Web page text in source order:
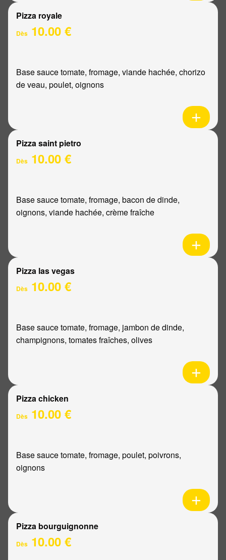
Pizza royale
Dès 10.00 €
Base sauce tomate, fromage, viande hachée, chorizo
de veau, poulet, oignons
Pizza saint pietro
Dès 10.00 €
Base sauce tomate, fromage, bacon de dinde,
oignons, viande hachée, crème fraîche
Pizza las vegas
Dès 10.00 €
Base sauce tomate, fromage, jambon de dinde,
champignons, tomates fraîches, olives
Pizza chicken
Dès 10.00 €
Base sauce tomate, fromage, poulet, poivrons,
oignons
Pizza bourguignonne
Dès 10.00 €